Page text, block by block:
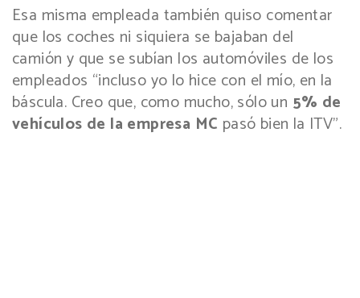
Esa misma empleada también quiso comentar
que los coches ni siquiera se bajaban del
camión y que se subían los automóviles de los
empleados “incluso yo lo hice con el mío, en la
báscula. Creo que, como mucho, sólo un 5% de
vehículos de la empresa MC pasó bien la ITV”.